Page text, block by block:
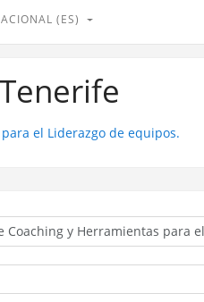
‎(ES)‎
el Liderazgo de equipos.